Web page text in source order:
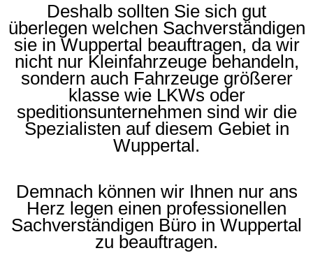
Deshalb sollten Sie sich gut
überlegen welchen Sachverständigen
sie in Wuppertal beauftragen, da wir
nicht nur Kleinfahrzeuge behandeln,
sondern auch Fahrzeuge größerer
klasse wie LKWs oder
speditionsunternehmen sind wir die
Spezialisten auf diesem Gebiet in
Wuppertal.
Demnach können wir Ihnen nur ans
Herz legen einen professionellen
Sachverständigen Büro in Wuppertal
zu beauftragen.